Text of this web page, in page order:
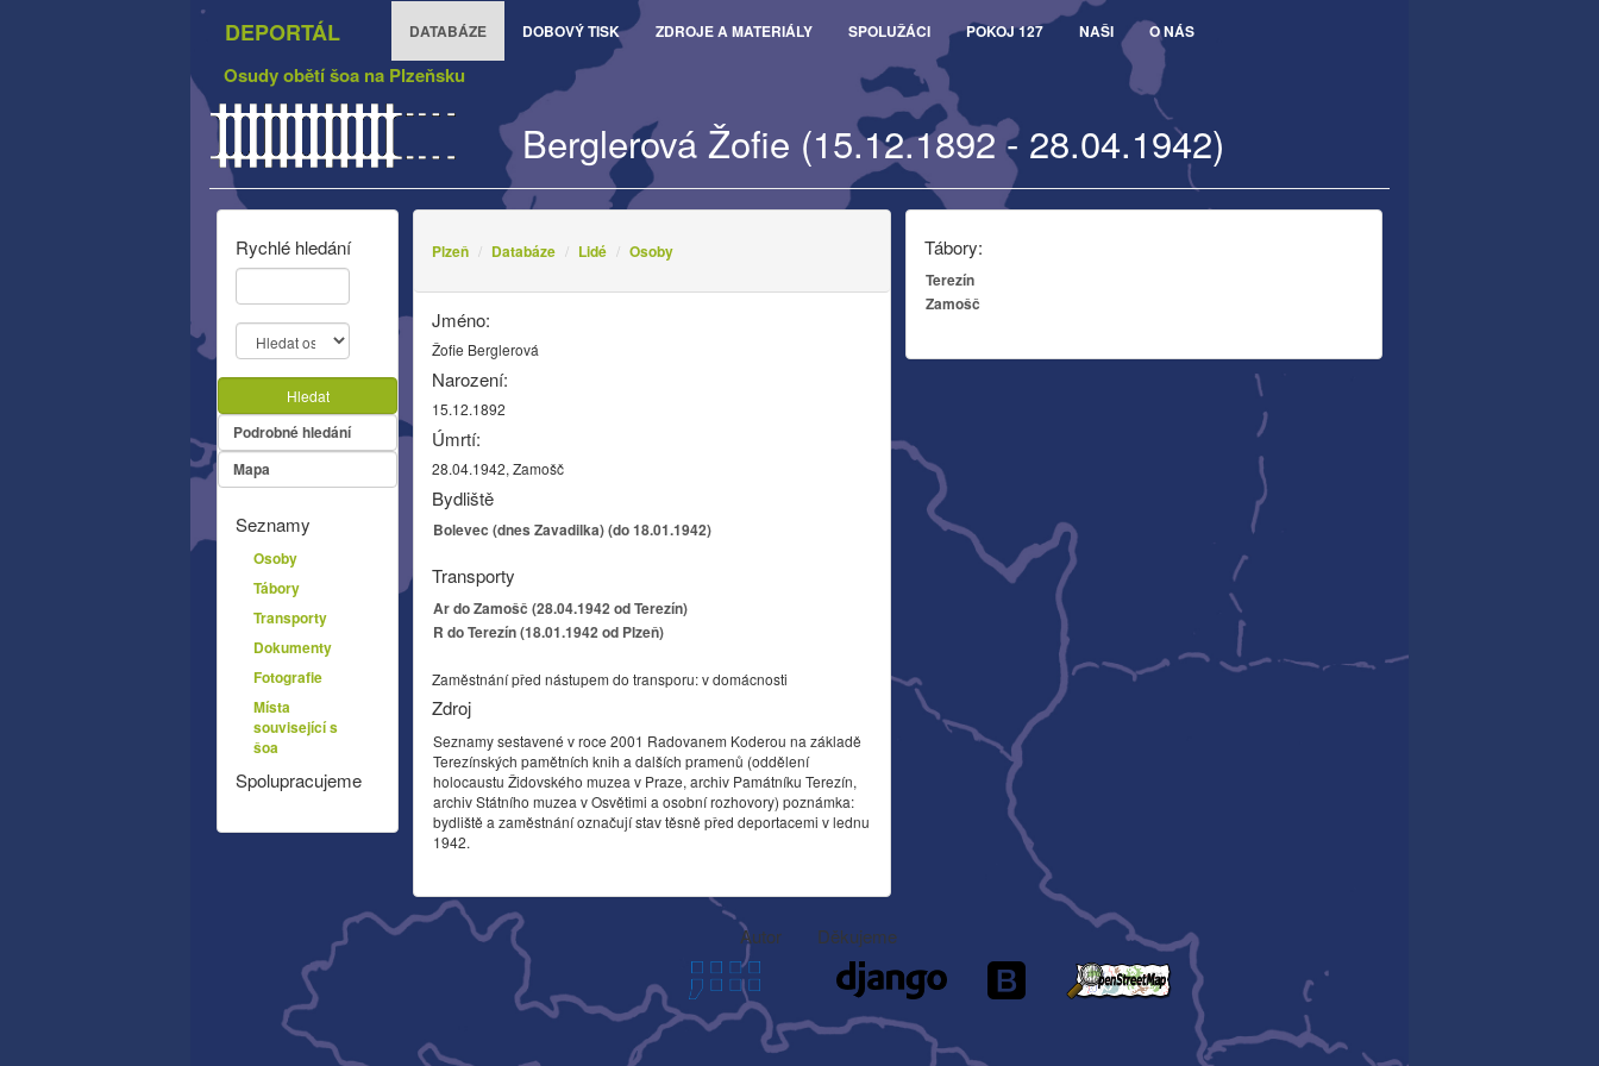
DEPORTÁL DATABÁZE DOBOVÝ TISK ZDROJE A MATERIÁLY SPOLUŽÁCI POKOJ 127 NAŠI O NÁS
Osudy obětí šoa na Plzeňsku
Berglerová Žofie (15.12.1892 - 28.04.1942)
Tábory:
Terezín
Zamošč
Plzeň Databáze Lidé Osoby
Jméno:
Žofie Berglerová
Narození:
15.12.1892
Úmrtí:
28.04.1942, Zamošč
Bydliště
Bolevec (dnes Zavadilka) (do 18.01.1942)
Transporty
Ar do Zamošč (28.04.1942 od Terezín)
R do Terezín (18.01.1942 od Plzeň)
Zaměstnání před nástupem do transporu: v domácnosti
Zdroj
Seznamy sestavené v roce 2001 Radovanem Koderou na základě
Terezínských pamětních knih a dalších pramenů (oddělení
holocaustu Židovského muzea v Praze, archiv Památníku Terezín,
archiv Státního muzea v Osvětimi a osobní rozhovory) poznámka:
bydliště a zaměstnání označují stav těsně před deportacemi v lednu
1942.
Rychlé hledání
Hledat
Podrobné hledání
Mapa
Seznamy
Osoby
Tábory
Transporty
Dokumenty
Fotografie
Místa
související s
šoa
Spolupracujeme
Autor Děkujeme